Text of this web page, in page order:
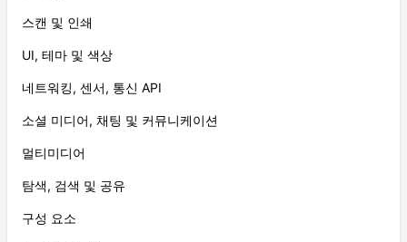
스캔 및 인쇄
UI, 테마 및 색상
네트워킹, 센서, 통신 API
소셜 미디어, 채팅 및 커뮤니케이션
멀티미디어
탐색, 검색 및 공유
구성 요소